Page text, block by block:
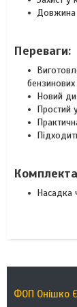
Довжина
Переваги:
бензинових
Новий
Простий
Насадка
ФОП Онішко